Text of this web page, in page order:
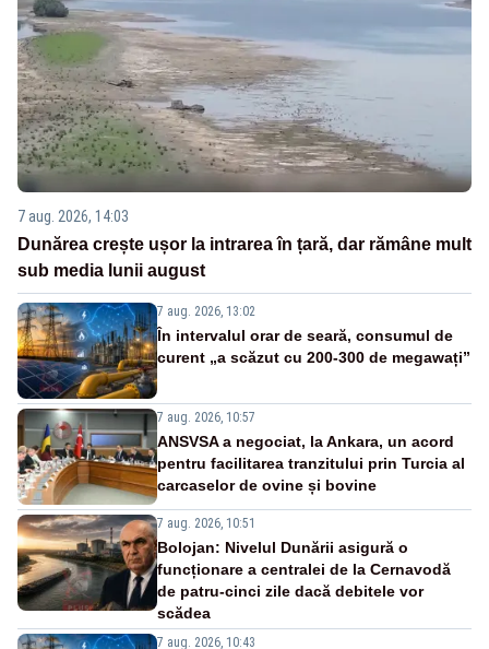
7 aug. 2026, 14:03
Dunărea crește ușor la intrarea în țară, dar rămâne mult
sub media lunii august
7 aug. 2026, 13:02
În intervalul orar de seară, consumul de
curent „a scăzut cu 200-300 de megawați”
7 aug. 2026, 10:57
ANSVSA a negociat, la Ankara, un acord
pentru facilitarea tranzitului prin Turcia al
carcaselor de ovine și bovine
7 aug. 2026, 10:51
Bolojan: Nivelul Dunării asigură o
funcționare a centralei de la Cernavodă
de patru-cinci zile dacă debitele vor
scădea
7 aug. 2026, 10:43